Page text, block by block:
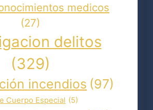
medicos
(27)
delitos
(329)
incendios (97)
Cuerpo Especial (5)